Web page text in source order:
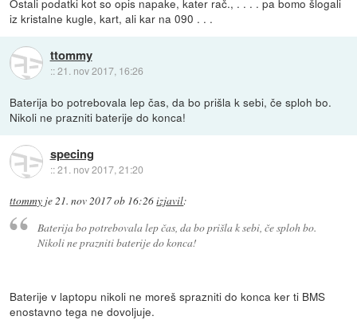
Ostali podatki kot so opis napake, kater rač., . . . . pa bomo šlogali
iz kristalne kugle, kart, ali kar na 090 . . .
ttommy
::21. nov 2017, 16:26
Baterija bo potrebovala lep čas, da bo prišla k sebi, če sploh bo.
Nikoli ne prazniti baterije do konca!
specing
::21. nov 2017, 21:20
ttommy je21. nov 2017 ob 16:26izjavil:
Baterija bo potrebovala lep čas, da bo prišla k sebi, če sploh bo.
Nikoli ne prazniti baterije do konca!
Baterije v laptopu nikoli ne moreš sprazniti do konca ker ti BMS
enostavno tega ne dovoljuje.